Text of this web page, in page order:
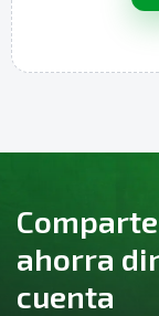
ahorra
cuenta